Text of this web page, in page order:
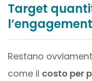
Target
l’engagement
Restano
come il costo per